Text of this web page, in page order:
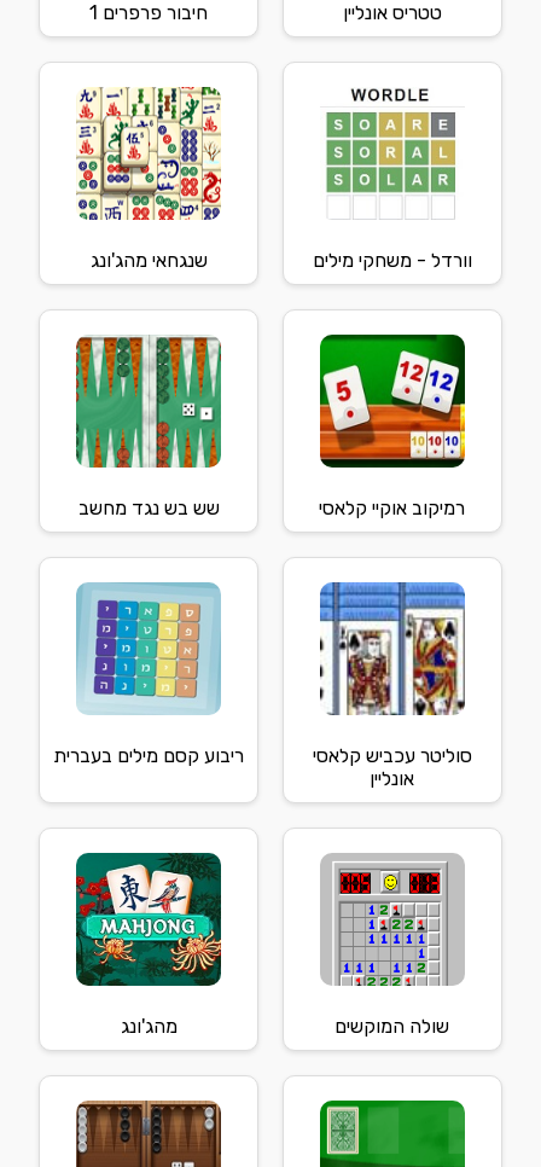
טטריס אונליין חיבור פרפרים 1
וורדל - משחקי מילים שנגחאי מהג'ונג
רמיקוב אוקיי קלאסי שש בש נגד מחשב
סוליטר עכביש קלאסי
אונליין
ריבוע קסם מילים בעברית
שולה המוקשים מהג'ונג